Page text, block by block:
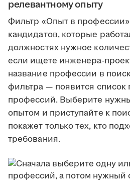
релевантному опыту
Фильтр «Опыт в профессии»
кандидатов, которые
должностях нужное
если ищете инженера-
название профессии в
фильтра — появится
профессий. Выберите
опытом и приступайте к
покажет только тех, кто
требования.